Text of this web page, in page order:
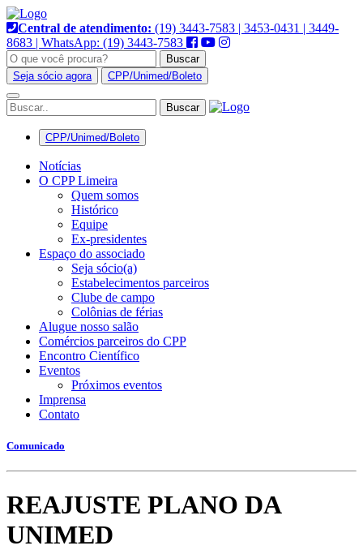
Pular
para
o
conteúdo
Central de atendimento: (19) 3443-7583 | 3453-0431 | 3449-
8683 | WhatsApp: (19) 3443-7583
Buscar
Seja sócio agora
CPP/Unimed/Boleto
Alternar
navegação
CPP/Unimed/Boleto
Notícias
O CPP Limeira
Quem somos
Histórico
Equipe
Ex-presidentes
Espaço do associado
Seja sócio(a)
Estabelecimentos parceiros
Clube de campo
Colônias de férias
Alugue nosso salão
Comércios parceiros do CPP
Encontro Científico
Eventos
Próximos eventos
Imprensa
Contato
Comunicado
REAJUSTE PLANO DA
UNIMED